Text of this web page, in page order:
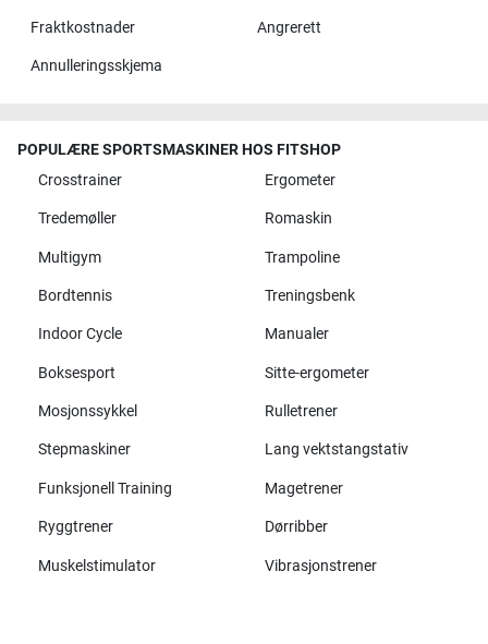
Fraktkostnader Angrerett
Annulleringsskjema
POPULÆRE SPORTSMASKINER HOS FITSHOP
Crosstrainer
Ergometer
Tredemøller Romaskin
Multigym Trampoline
Bordtennis Treningsbenk
Indoor Cycle Manualer
Boksesport Sitte-ergometer
Mosjonssykkel Rulletrener
Stepmaskiner Lang vektstangstativ
Funksjonell Training Magetrener
Ryggtrener Dørribber
Muskelstimulator Vibrasjonstrener